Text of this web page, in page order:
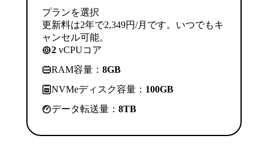
プランを選択
更新料は2年で2,349円/月です。いつでもキ
ャンセル可能。
2 vCPUコア
RAM容量： 8GB
NVMeディスク容量： 100GB
データ転送量： 8TB